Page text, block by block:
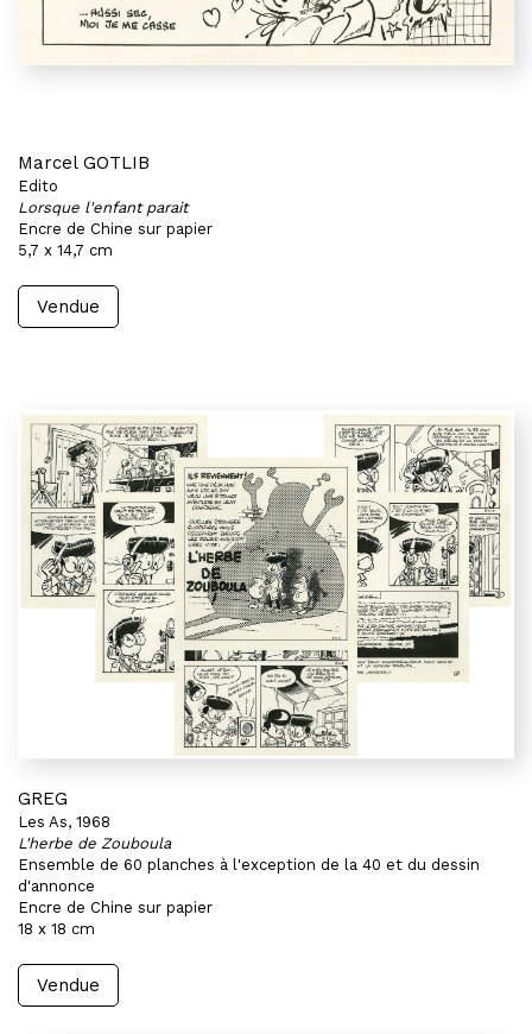
Marcel GOTLIB
Edito
Lorsque l'enfant parait
Encre de Chine sur papier
5,7 x 14,7 cm
Vendue
GREG
Les As, 1968
L'herbe de Zouboula
Ensemble de 60 planches à l'exception de la 40 et du dessin
d'annonce
Encre de Chine sur papier
18 x 18 cm
Vendue